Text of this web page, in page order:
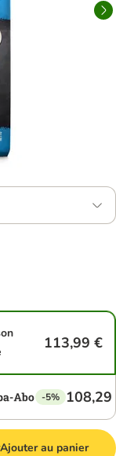
113,99 €
-5% 108,29
Ajouter au panier